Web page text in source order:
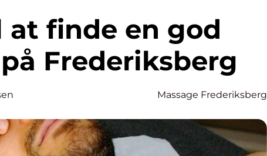
Frederiksberg
Massage Frederiksberg